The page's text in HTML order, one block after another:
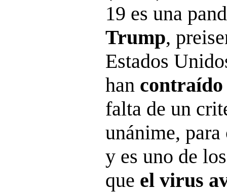
19 es una
Trump,
Estados
han
falta de un
unánime,
y es uno de
que el virus